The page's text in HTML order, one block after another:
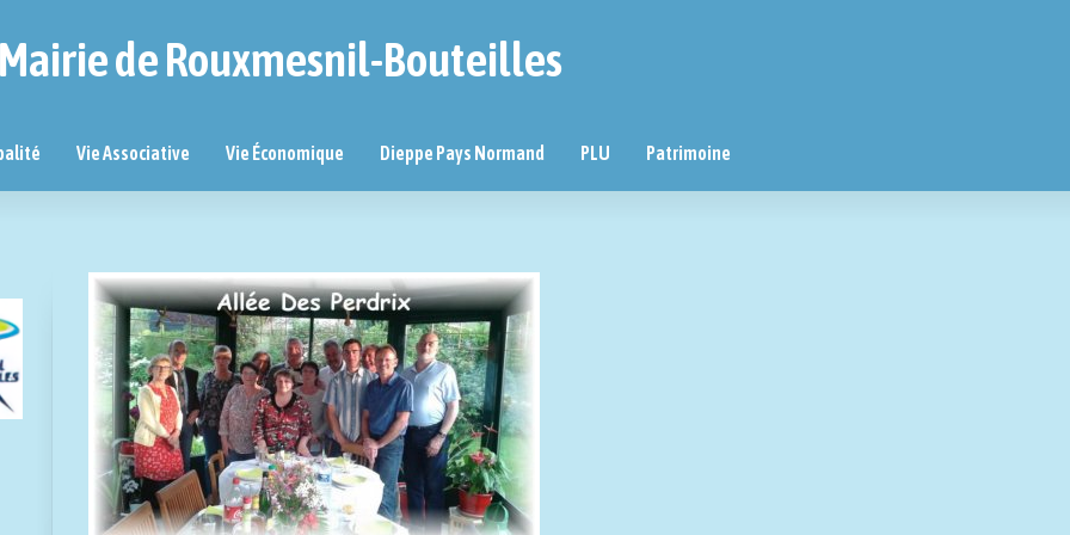
Mairie de Rouxmesnil-Bouteilles
Vie Associative Vie Économique Dieppe Pays Normand PLU Patrimoine